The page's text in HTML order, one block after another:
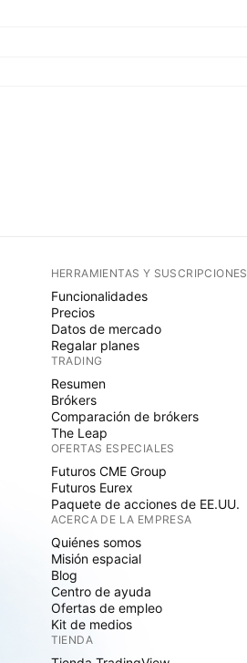
HERRAMIENTAS Y SUSCRIPCIONES
Funcionalidades
Precios
Datos de mercado
Regalar planes
TRADING
Resumen
Brókers
Comparación de brókers
The Leap
OFERTAS ESPECIALES
Futuros CME Group
Futuros Eurex
Paquete de acciones de EE.UU.
ACERCA DE LA EMPRESA
Quiénes somos
Misión espacial
Blog
Centro de ayuda
Ofertas de empleo
Kit de medios
TIENDA